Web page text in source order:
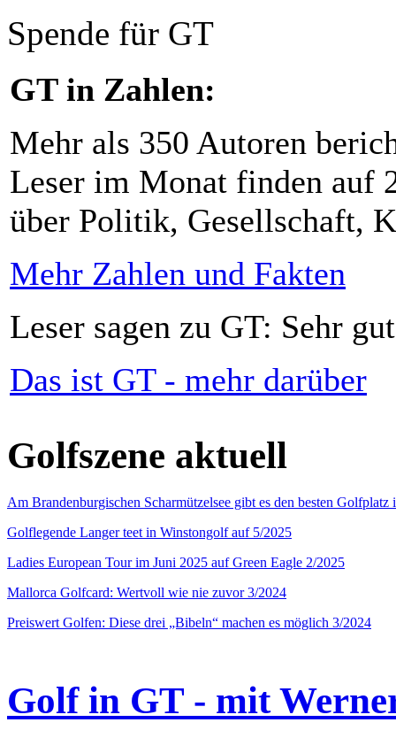
Spende für GT
GT in Zahlen:
Mehr als 350 Autoren
Leser im Monat finden auf
über Politik, Gesellschaft,
Mehr Zahlen und Fakten
Leser sagen zu GT: Sehr
Das ist GT - mehr darüber
Golfszene aktuell
Am Brandenburgischen Scharmützelsee gibt es den besten
Golflegende Langer teet in Winstongolf auf 5/2025
Ladies European Tour im Juni 2025 auf Green Eagle 2/2025
Mallorca Golfcard: Wertvoll wie nie zuvor 3/2024
Preiswert Golfen: Diese drei „Bibeln“ machen es möglich 3/2024
Golf in GT - mit